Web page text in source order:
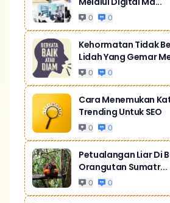
0 0
Kehormatan Tidak
Lidah Yang Gemar
0 0
Cara Menemukan
Trending Untuk SEO
0 0
Petualangan Liar Di
Orangutan Sumatr...
0 0